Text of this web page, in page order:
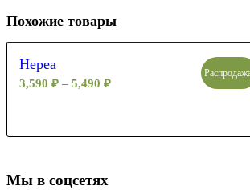
Похожие товары
Нереа
3,590 ₽ – 5,490 ₽
Мы в соцсетях